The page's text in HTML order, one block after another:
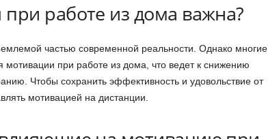
работе из дома важна?
частью современной реальности. Однако многие
мотивации при работе из дома, что ведет к снижению
Чтобы сохранить эффективность и удовольствие от
мотивацией на дистанции.